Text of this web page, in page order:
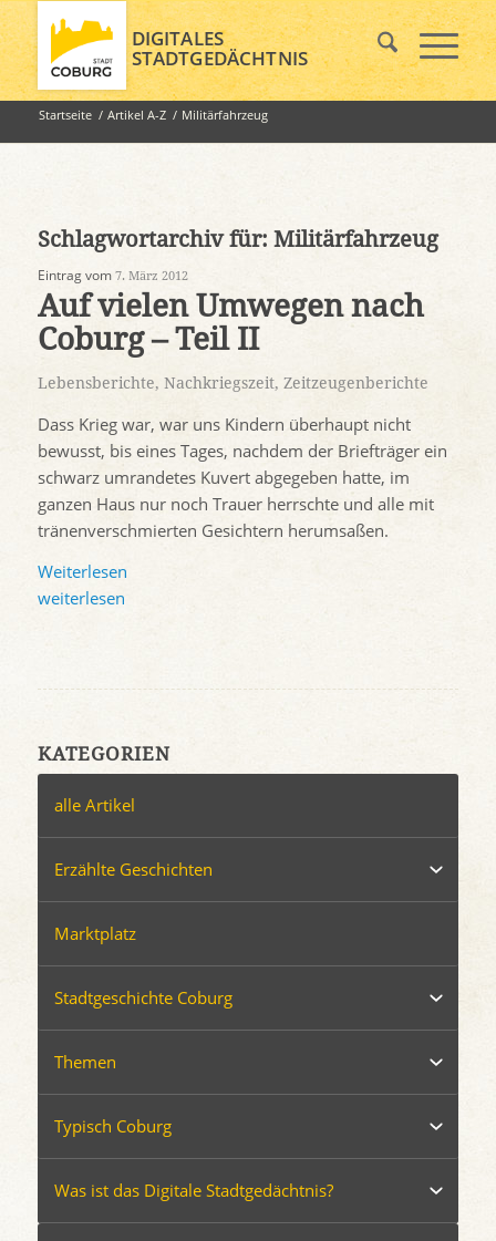
DIGITALES
STADTGEDÄCHTNIS
Startseite / Artikel A-Z / Militärfahrzeug
Schlagwortarchiv für: Militärfahrzeug
Eintrag vom 7. März 2012
Auf vielen Umwegen nach
Coburg – Teil II
Lebensberichte, Nachkriegszeit, Zeitzeugenberichte
Dass Krieg war, war uns Kindern überhaupt nicht
bewusst, bis eines Tages, nachdem der Briefträger ein
schwarz umrandetes Kuvert abgegeben hatte, im
ganzen Haus nur noch Trauer herrschte und alle mit
tränenverschmierten Gesichtern herumsaßen.
Weiterlesen
weiterlesen
KATEGORIEN
alle Artikel
Erzählte Geschichten
Marktplatz
Stadtgeschichte Coburg
Themen
Typisch Coburg
Was ist das Digitale Stadtgedächtnis?